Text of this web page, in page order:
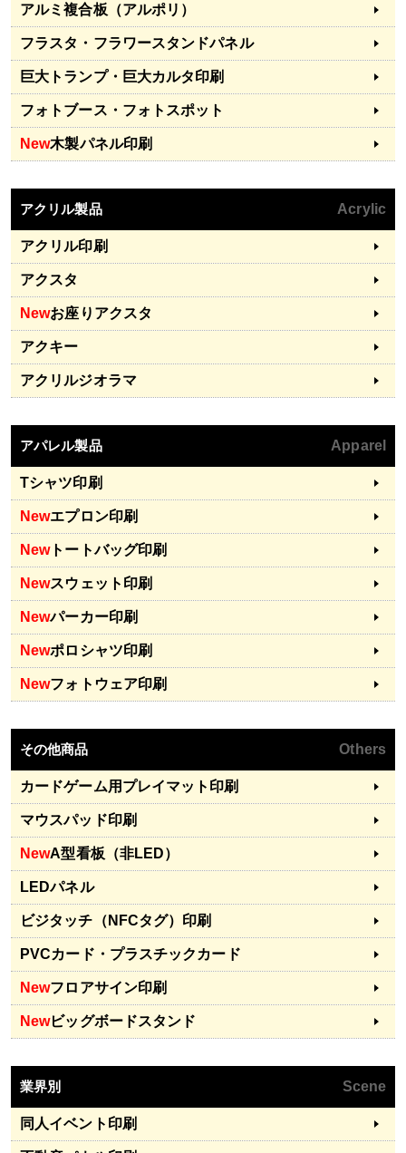
アルミ複合板（アルポリ）
フラスタ・フラワースタンドパネル
巨大トランプ・巨大カルタ印刷
フォトブース・フォトスポット
New木製パネル印刷
アクリル製品 Acrylic
アクリル印刷
アクスタ
Newお座りアクスタ
アクキー
アクリルジオラマ
アパレル製品 Apparel
Tシャツ印刷
Newエプロン印刷
Newトートバッグ印刷
Newスウェット印刷
Newパーカー印刷
Newポロシャツ印刷
Newフォトウェア印刷
その他商品 Others
カードゲーム用プレイマット印刷
マウスパッド印刷
NewA型看板（非LED）
LEDパネル
ビジタッチ（NFCタグ）印刷
PVCカード・プラスチックカード
Newフロアサイン印刷
Newビッグボードスタンド
業界別 Scene
同人イベント印刷